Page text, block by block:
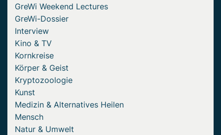
GreWi Weekend Lectures
GreWi-Dossier
Interview
Kino & TV
Kornkreise
Körper & Geist
Kryptozoologie
Kunst
Medizin & Alternatives Heilen
Mensch
Natur & Umwelt